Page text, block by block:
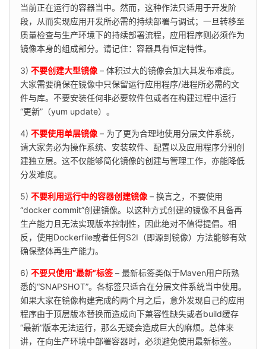
当前正在运行的容器当中。然而，这种作法只适用于开发阶
段，从而实现应用开发所必需的持续部署与调试；一旦转移至
质量检查与生产环境下的持续部署流程，应用程序则必须作为
镜像本身的组成部分。请记住：容器具有恒定特性。
3) 不要创建大型镜像 – 体积过大的镜像会加大其发布难度。
大家需要确保在镜像中只保留运行应用程序/进程所必需的文
件与库。不要安装任何非必要软件包或者在构建过程中运行
“更新”（yum update）。
4) 不要使用单层镜像 – 为了更为合理地使用分层文件系统，
请大家务必为操作系统、安装软件、配置以及应用程序分别创
建独立层。这不仅能够简化镜像的创建与管理工作，亦能降低
分发难度。
5) 不要利用运行中的容器创建镜像 – 换言之，不要使用
“docker commit”创建镜像。以这种方式创建的镜像不具备再
生产能力且无法实现版本控制性，因此绝对不值得提倡。相
反，使用Dockerfile或者任何S2I（即源到镜像）方法能够有效
确保整体再生产能力。
6) 不要只使用“最新”标签 – 最新标签类似于Maven用户所熟
悉的“SNAPSHOT”。各标签只适合在分层文件系统当中使用。
如果大家在镜像构建完成的两个月之后，意外发现自己的应用
程序由于顶层版本替换而造成向下兼容性缺失或者build缓存
“最新”版本无法运行，那么无疑会造成巨大的麻烦。总体来
讲，在向生产环境中部署容器时，必须避免使用最新标签。